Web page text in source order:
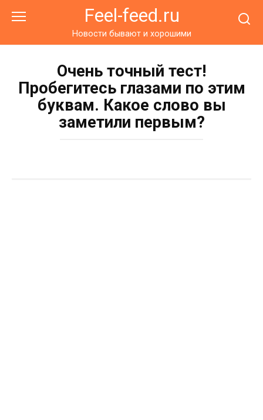
Feel-feed.ru
Новости бывают и хорошими
Очень точный тест!
Пробегитесь глазами по этим
буквам. Какое слово вы
заметили первым?